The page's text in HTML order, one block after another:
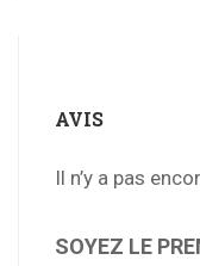
AVIS
Il n’y a pas
SOYEZ LE